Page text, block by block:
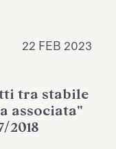
22 FEB 2023
tra stabile
associata"
2018